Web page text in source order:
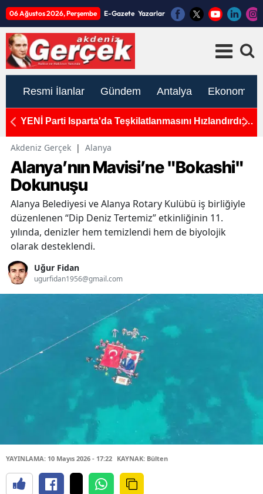
06 Ağustos 2026, Perşembe E-Gazete Yazarlar
Resmi İlanlar Gündem Antalya Ekonomi
Antalya'da Tabelalar Değişmedi! Akaryakıttaki Dev
Akdeniz Gerçek | Alanya
Alanya’nın Mavisi’ne "Bokashi"
Dokunuşu
Alanya Belediyesi ve Alanya Rotary Kulübü iş birliğiyle
düzenlenen “Dip Deniz Tertemiz” etkinliğinin 11.
yılında, denizler hem temizlendi hem de biyolojik
olarak desteklendi.
Uğur Fidan
ugurfidan1956@gmail.com
YAYINLAMA: 10 Mayıs 2026 - 17:22 KAYNAK: Bülten